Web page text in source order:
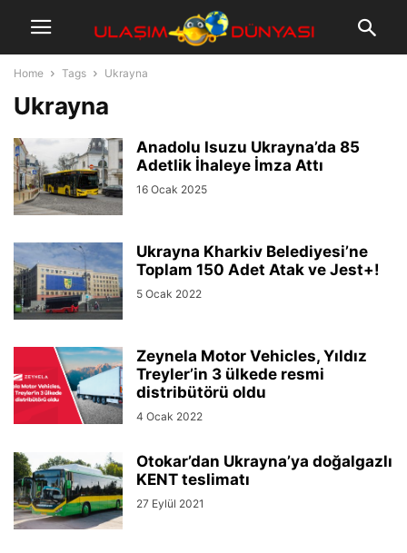
Home Tags Ukrayna
Ukrayna
Anadolu Isuzu Ukrayna’da 85
Adetlik İhaleye İmza Attı
16 Ocak 2025
Ukrayna Kharkiv Belediyesi’ne
Toplam 150 Adet Atak ve Jest+!
5 Ocak 2022
Zeynela Motor Vehicles, Yıldız
Treyler’in 3 ülkede resmi
distribütörü oldu
4 Ocak 2022
Otokar’dan Ukrayna’ya doğalgazlı
KENT teslimatı
27 Eylül 2021